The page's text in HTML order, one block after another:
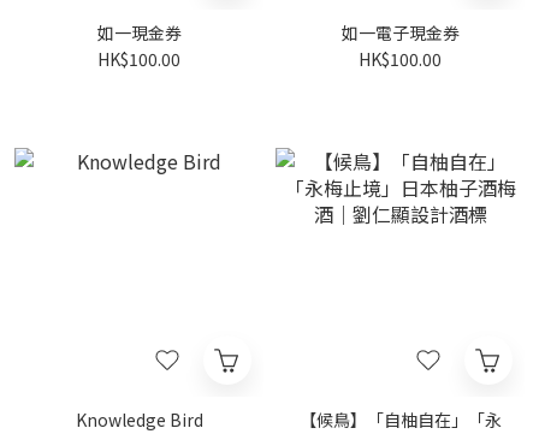
如一現金券
HK$100.00
如一電子現金券
HK$100.00
Knowledge Bird
【候鳥】「自柚自在」「永